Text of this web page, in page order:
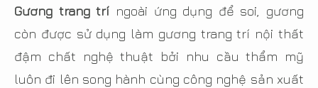
Gương trang trí ngoài ứng dụng để soi, gương
còn được sử dụng làm gương trang trí nội thất
đậm chất nghệ thuật bởi nhu cầu thẩm mỹ
luôn đi lên song hành cùng công nghệ sản xuất